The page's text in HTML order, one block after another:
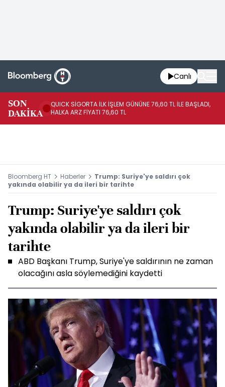
Canlı
SON
DAKİKA
QUICK SİGORTA İLK İŞLEM GÜNÜNE 76,60 TL İLE BAŞLADI,
HALKA ARZ FİYATI 76,60 TL
Bloomberg HT Haberler
Trump: Suriye'ye saldırı çok
yakında olabilir ya da ileri bir tarihte
Trump: Suriye'ye saldırı çok
yakında olabilir ya da ileri bir
tarihte
ABD Başkanı Trump, Suriye'ye saldırının ne zaman
olacağını asla söylemediğini kaydetti